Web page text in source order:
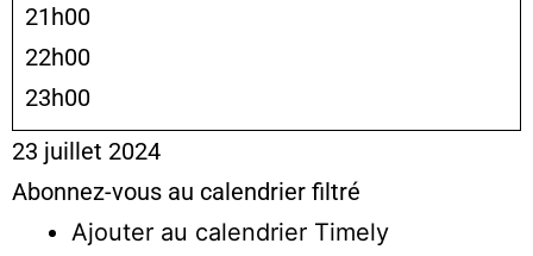
21h00
22h00
23h00
23 juillet 2024
Abonnez-vous au calendrier filtré
Ajouter au calendrier Timely